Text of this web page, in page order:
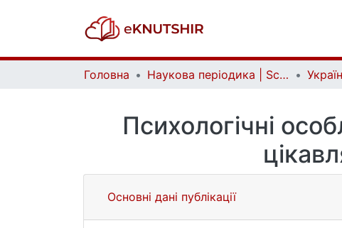
Головна Наукова періодика | Scientific periodicals
Психологічні
Основні дані публікації